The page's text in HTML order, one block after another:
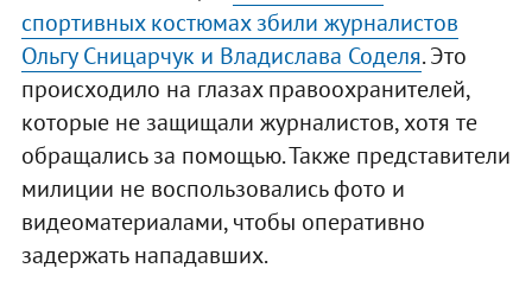
спортивных костюмах збили журналистов
Ольгу Сницарчук и Владислава Соделя. Это
происходило на глазах правоохранителей,
которые не защищали журналистов, хотя те
обращались за помощью. Также представители
милиции не воспользовались фото и
видеоматериалами, чтобы оперативно
задержать нападавших.